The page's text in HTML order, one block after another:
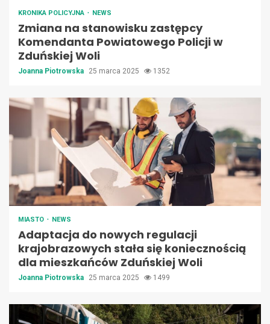
KRONIKA POLICYJNA NEWS
Zmiana na stanowisku zastępcy
Komendanta Powiatowego Policji w
Zduńskiej Woli
Joanna Piotrowska 25 marca 2025 1352
MIASTO NEWS
Adaptacja do nowych regulacji
krajobrazowych stała się koniecznością
dla mieszkańców Zduńskiej Woli
Joanna Piotrowska 25 marca 2025 1499